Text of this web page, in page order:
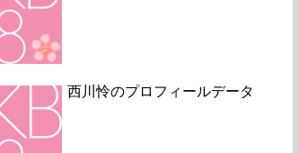
西川怜のプロフィールデータ